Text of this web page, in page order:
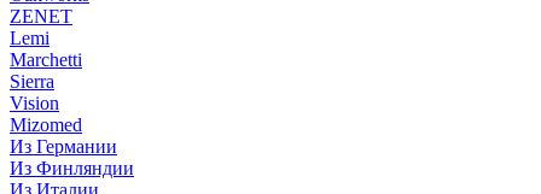
ZENET
Lemi
Marchetti
Sierra
Vision
Mizomed
Из Германии
Из Финляндии